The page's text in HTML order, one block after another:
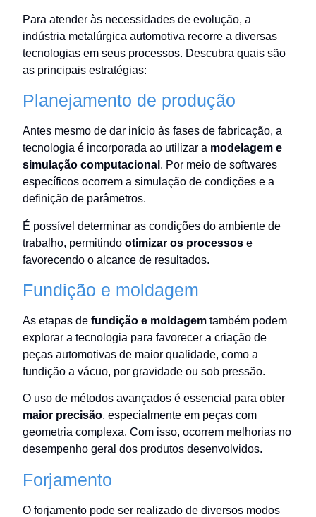
Para atender às necessidades de evolução, a
indústria metalúrgica automotiva recorre a diversas
tecnologias em seus processos. Descubra quais são
as principais estratégias:
Planejamento de produção
Antes mesmo de dar início às fases de fabricação, a
tecnologia é incorporada ao utilizar a modelagem e
simulação computacional . Por meio de softwares
específicos ocorrem a simulação de condições e a
definição de parâmetros.
É possível determinar as condições do ambiente de
trabalho, permitindo otimizar os processos e
favorecendo o alcance de resultados.
Fundição e moldagem
As etapas de fundição e moldagem também podem
explorar a tecnologia para favorecer a criação de
peças automotivas de maior qualidade, como a
fundição a vácuo, por gravidade ou sob pressão.
O uso de métodos avançados é essencial para obter
maior precisão, especialmente em peças com
geometria complexa. Com isso, ocorrem melhorias no
desempenho geral dos produtos desenvolvidos.
Forjamento
O forjamento pode ser realizado de diversos modos